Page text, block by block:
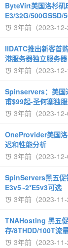
ByteVirt美国洛杉矶
E3/32G/500GSSD/
3年前（2023-12-
IIDATC推出新客首
港服务器独立服务
3年前（2023-12-
Spinservers：美国
甫$99起-圣何塞独
3年前（2023-12-
OneProvider美国
迟和性能分析
3年前（2023-12-
SpinServers黑五促
E3v5~2*E5v3可选
3年前（2023-11-
TNAHosting 黑五
存/8THDD/100T流
3年前（2023-11-